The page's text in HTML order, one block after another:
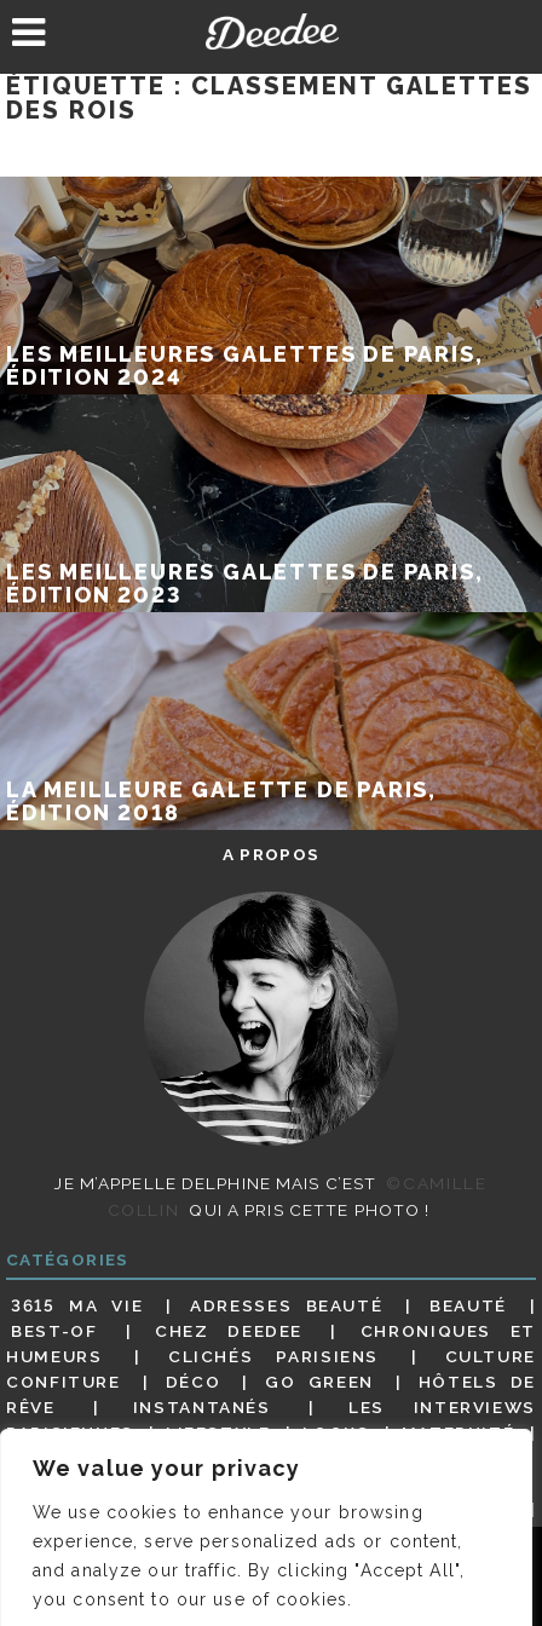
We value your privacy
We use cookies to enhance your browsing
experience, serve personalized ads or content,
and analyze our traffic. By clicking "Accept All",
you consent to our use of cookies.
au
ÉTIQUETTE : CLASSEMENT GALETTES
DES ROIS
LES MEILLEURES GALETTES DE PARIS,
ÉDITION 2024
LES MEILLEURES GALETTES DE PARIS,
ÉDITION 2023
LA MEILLEURE GALETTE DE PARIS,
ÉDITION 2018
A PROPOS
JE M’APPELLE DELPHINE MAIS C’EST
©CAMILLE
COLLIN
QUI A PRIS CETTE PHOTO !
CATÉGORIES
3615 MA VIE ADRESSES BEAUTÉ
BEAUTÉ
BEST-OF
CHEZ DEEDEE
CHRONIQUES ET
HUMEURS
CLICHÉS PARISIENS
CULTURE
CONFITURE
DÉCO GO GREEN
HÔTELS DE
RÊVE
INSTANTANÉS
LES INTERVIEWS
PARISIENNES
LIFESTYLE LOOKS
MATERNITÉ
MES ADRESSES
MODE
(BUT GOODIES)
PAR ICI LE MAGOT !
GUIDE
PARIS EN PHOTOS
RESTAURANTS
REVUE DE PRESSE DÉTAILLÉE, SIOU PLAIT
DE THÉ
SHOPPING VIDÉOS
VITE ! UN RESTO
VOYAGES VOYAGES
Nous utilisons des cookies pour vous garantir la meilleure
expérience sur notre site. Si vous continuez à utiliser ce
dernier, nous considérerons que vous acceptez l'utilisation des